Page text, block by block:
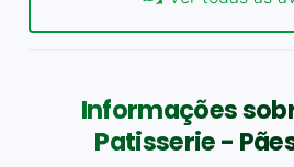
Informações
Patisserie -